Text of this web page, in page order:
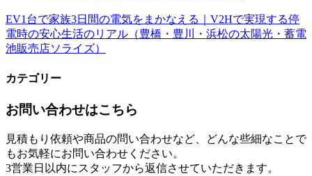
EV1台で家族3日間の電気をまかなえる｜V2Hで実現する停
電時の安心生活のリアル（豊橋・豊川・浜松の太陽光・蓄電
池販売店ソライズ）
カテゴリー
お問い合わせはこちら
見積もり依頼や商品の問い合わせなど、どんな些細なことで
もお気軽にお問い合わせください。
3営業日以内にスタッフから返信させていただきます。